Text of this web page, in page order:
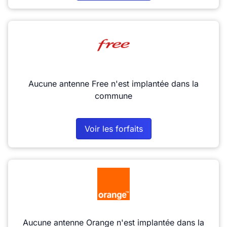
Aucune antenne Free n'est implantée dans la
commune
Voir les forfaits
Aucune antenne Orange n'est implantée dans la